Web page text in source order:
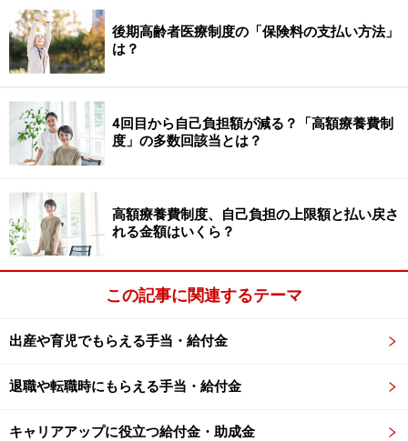
べ、シングルファザーの遺族年金は不利とも言えます。
次は遺族年金を受けられる条件について確認してみまし
ょう。
※記事内容は執筆時点のものです。最新の内容をご確認くださ
い。
本記事の内容は一般的な情報提供を目的としており、特定の金融
投資や資産運用に関する最終的なご判断はご自身の責任において
行ってください。
掲載情報の正確性・完全性については十分に配慮しております
が、その内容を保証するものではなく、これに基づく損失・損害
などについて当社は一切の責任を負いません。
最新の情報や詳細については、必ず各金融機関やサービス提供者
の公式情報をご確認ください。
1 / 4
後期高齢者医療制度の「保険料の支払い方法」
は？
4回目から自己負担額が減る？「高額療養費制
度」の多数回該当とは？
高額療養費制度、自己負担の上限額と払い戻さ
れる金額はいくら？
この記事に関連するテーマ
出産や育児でもらえる手当・給付金
退職や転職時にもらえる手当・給付金
キャリアアップに役立つ給付金・助成金